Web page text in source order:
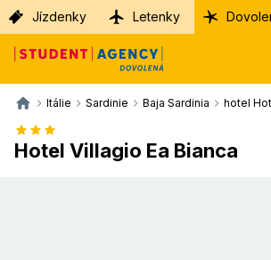
Jízdenky Letenky
Itálie Sardinie Baja Sardinia hotel
Hotel Villagio Ea Bianca